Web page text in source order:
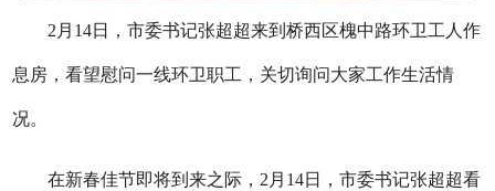
2月14日，市委书记张超超来到桥西区槐中路环卫工人作
息房，看望慰问一线环卫职工，关切询问大家工作生活情
况。
在新春佳节即将到来之际，2月14日，市委书记张超超看